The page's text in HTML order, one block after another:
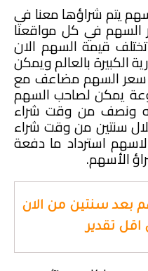
يتم شراؤها معنا في
السهم في كل مواقعنا
قيمة السهم الان
الكبيرة بالعالم ويمكن
سعر السهم مضاعف مع
يمكن لصاحب السهم
ونصف من وقت شراء
سنتين من وقت شراء
استرداد ما دفعة
الأسهم.
بعد سنتين من الان